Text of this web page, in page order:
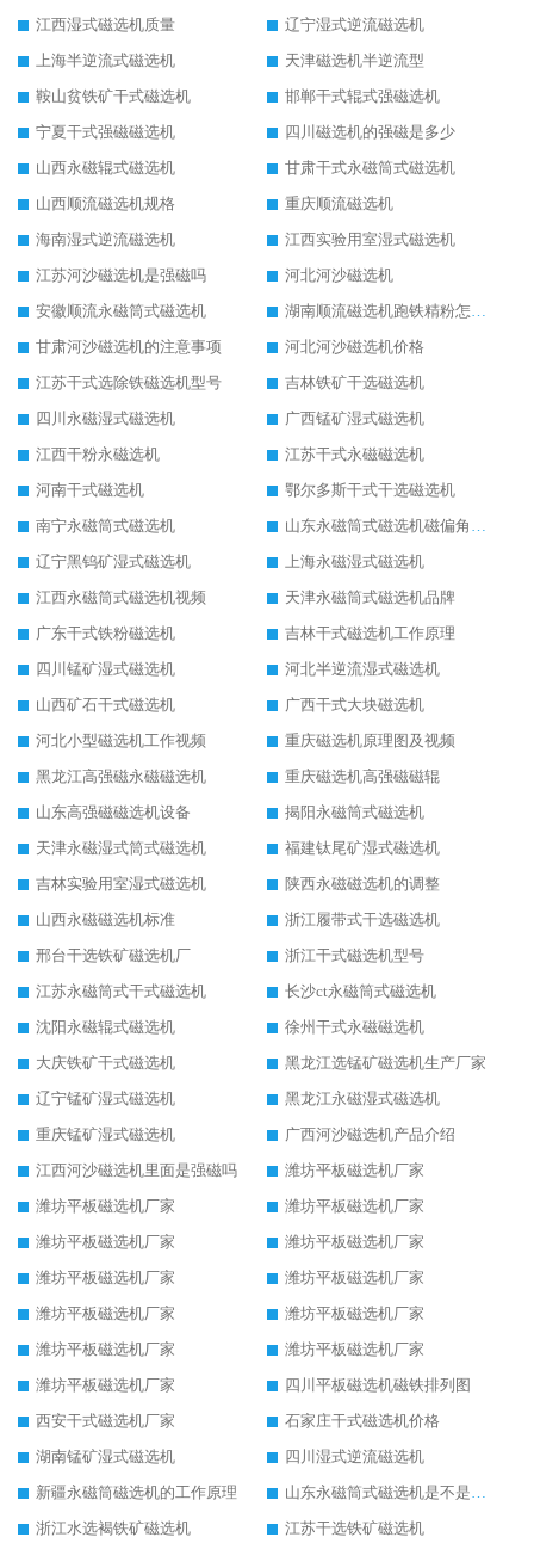
江西湿式磁选机质量
辽宁湿式逆流磁选机
上海半逆流式磁选机
天津磁选机半逆流型
鞍山贫铁矿干式磁选机
邯郸干式辊式强磁选机
宁夏干式强磁磁选机
四川磁选机的强磁是多少
山西永磁辊式磁选机
甘肃干式永磁筒式磁选机
山西顺流磁选机规格
重庆顺流磁选机
海南湿式逆流磁选机
江西实验用室湿式磁选机
江苏河沙磁选机是强磁吗
河北河沙磁选机
安徽顺流永磁筒式磁选机
湖南顺流磁选机跑铁精粉怎么处理
甘肃河沙磁选机的注意事项
河北河沙磁选机价格
江苏干式选除铁磁选机型号
吉林铁矿干选磁选机
四川永磁湿式磁选机
广西锰矿湿式磁选机
江西干粉永磁选机
江苏干式永磁磁选机
河南干式磁选机
鄂尔多斯干式干选磁选机
南宁永磁筒式磁选机
山东永磁筒式磁选机磁偏角怎么调整
辽宁黑钨矿湿式磁选机
上海永磁湿式磁选机
江西永磁筒式磁选机视频
天津永磁筒式磁选机品牌
广东干式铁粉磁选机
吉林干式磁选机工作原理
四川锰矿湿式磁选机
河北半逆流湿式磁选机
山西矿石干式磁选机
广西干式大块磁选机
河北小型磁选机工作视频
重庆磁选机原理图及视频
黑龙江高强磁永磁磁选机
重庆磁选机高强磁磁辊
山东高强磁磁选机设备
揭阳永磁筒式磁选机
天津永磁湿式筒式磁选机
福建钛尾矿湿式磁选机
吉林实验用室湿式磁选机
陕西永磁磁选机的调整
山西永磁磁选机标准
浙江履带式干选磁选机
邢台干选铁矿磁选机厂
浙江干式磁选机型号
江苏永磁筒式干式磁选机
长沙ct永磁筒式磁选机
沈阳永磁辊式磁选机
徐州干式永磁磁选机
大庆铁矿干式磁选机
黑龙江选锰矿磁选机生产厂家
辽宁锰矿湿式磁选机
黑龙江永磁湿式磁选机
重庆锰矿湿式磁选机
广西河沙磁选机产品介绍
江西河沙磁选机里面是强磁吗
潍坊平板磁选机厂家
潍坊平板磁选机厂家
潍坊平板磁选机厂家
潍坊平板磁选机厂家
潍坊平板磁选机厂家
潍坊平板磁选机厂家
潍坊平板磁选机厂家
潍坊平板磁选机厂家
潍坊平板磁选机厂家
潍坊平板磁选机厂家
潍坊平板磁选机厂家
潍坊平板磁选机厂家
四川平板磁选机磁铁排列图
西安干式磁选机厂家
石家庄干式磁选机价格
湖南锰矿湿式磁选机
四川湿式逆流磁选机
新疆永磁筒磁选机的工作原理
山东永磁筒式磁选机是不是强磁
浙江水选褐铁矿磁选机
江苏干选铁矿磁选机